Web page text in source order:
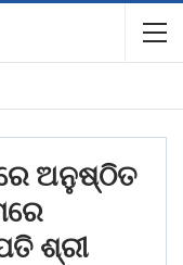
ଅନୁଷ୍ଠିତ
ଶ୍ରୀ